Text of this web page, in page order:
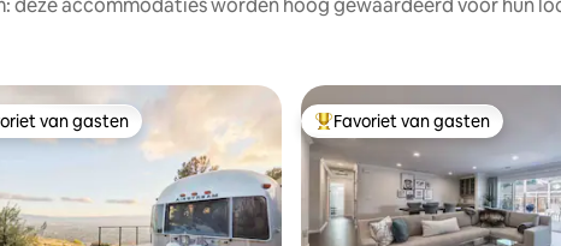
deze accommodaties worden hoog gewaardeerd voor hun
van gasten
van gasten Topfavoriet van gasten
Favoriet van gasten